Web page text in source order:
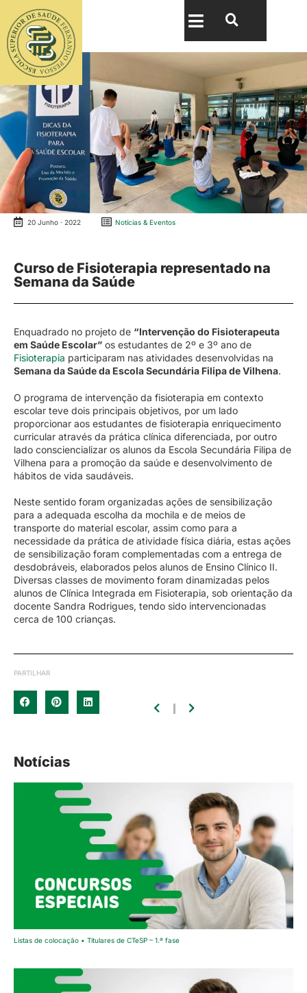
20 Junho · 2022 Notícias & Eventos
Curso de Fisioterapia representado na
Semana da Saúde
Enquadrado no projeto de “Intervenção do Fisioterapeuta
em Saúde Escolar” os estudantes de 2º e 3º ano de
Fisioterapia participaram nas atividades desenvolvidas na
Semana da Saúde da Escola Secundária Filipa de Vilhena.
O programa de intervenção da fisioterapia em contexto
escolar teve dois principais objetivos, por um lado
proporcionar aos estudantes de fisioterapia enriquecimento
curricular através da prática clínica diferenciada, por outro
lado consciencializar os alunos da Escola Secundária Filipa de
Vilhena para a promoção da saúde e desenvolvimento de
hábitos de vida saudáveis.
Neste sentido foram organizadas ações de sensibilização
para a adequada escolha da mochila e de meios de
transporte do material escolar, assim como para a
necessidade da prática de atividade física diária, estas ações
de sensibilização foram complementadas com a entrega de
desdobráveis, elaborados pelos alunos de Ensino Clínico II.
Diversas classes de movimento foram dinamizadas pelos
alunos de Clínica Integrada em Fisioterapia, sob orientação da
docente Sandra Rodrigues, tendo sido intervencionadas
cerca de 100 crianças.
PARTILHAR
Notícias
Listas de colocação • Titulares de CTeSP – 1.ª fase